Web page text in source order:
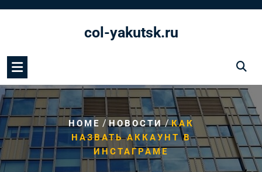
col-yakutsk.ru
HOME /НОВОСТИ/КАК
НАЗВАТЬ АККАУНТ В
ИНСТАГРАМЕ